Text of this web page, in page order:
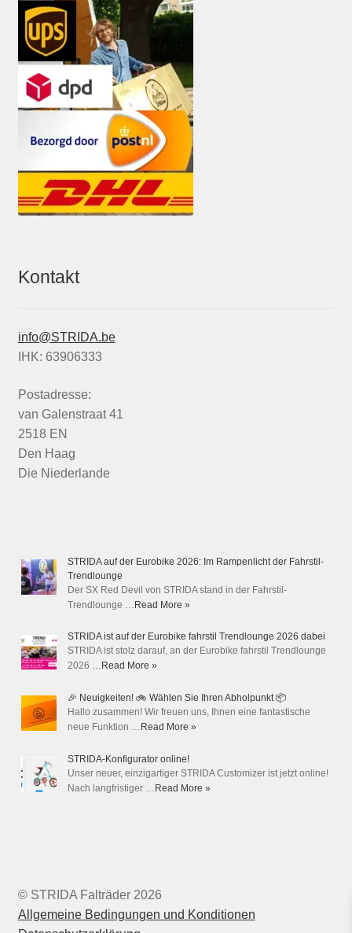
Kontakt
info@STRIDA.be
IHK: 63906333
Postadresse:
van Galenstraat 41
2518 EN
Den Haag
Die Niederlande
STRIDA auf der Eurobike 2026: Im Rampenlicht der Fahrstil-
Trendlounge
Der SX Red Devil von STRIDA stand in der Fahrstil-
Trendlounge … Read More »
STRIDA ist auf der Eurobike fahrstil Trendlounge 2026 dabei
STRIDA ist stolz darauf, an der Eurobike fahrstil Trendlounge
2026 … Read More »
🎉 Neuigkeiten! 🚲 Wählen Sie Ihren Abholpunkt 📦
Hallo zusammen! Wir freuen uns, Ihnen eine fantastische
neue Funktion … Read More »
STRIDA-Konfigurator online!
Unser neuer, einzigartiger STRIDA Customizer ist jetzt online!
Nach langfristiger … Read More »
© STRIDA Falträder 2026
Allgemeine Bedingungen und Konditionen